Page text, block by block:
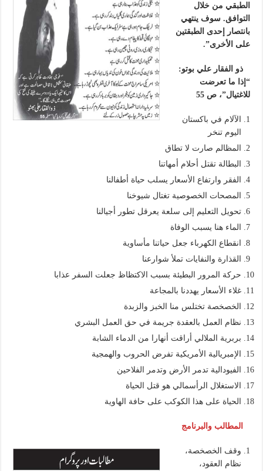
الطبقي من خلال
التوافق. سوف ينتهي
بانتصار إحدى الطبقتين
على الأخرى”.
ذو الفقار علي بوتو:
“إذا ما تعرضت
للاغتيال”، ص 55
الآلام في باكستان
اليوم تنخر
المظالم صارت لا تطاق
البطالة تقتل أحلام أمهاتنا
الفقر وارتفاع الأسعار يسلب حياة أطفالنا
المصحات الخصوصية تغتال شيوخنا
تحويل التعليم إلى سلعة يعرقل تطور أجيالنا
الماء هنا يسبب الوفاة
انقطاع الكهرباء جعل حياتنا مأساوية
القذارة والنفايات تملأ شوارعنا
حركة المرور البطيئة بسبب الاكتظاظ جعلت السفر عذابا
غلاء الأسعار يهددنا بالمجاعة
الخصخصة تختلس منا الخبز والزبدة
نظام العمل بالعقدة جريمة في حق العمل البشري
بربرية الملالي أراقت أنهارا من الدماء الشابة
الإمبريالية الأمريكية تفرض الحروب والهمجية
الفيودالية تدمر الأرض وتدمر الفلاحين
الاستغلال الرأسمالي هو قتل الحياة
الحياة على هذا الكوكب على حافة الهاوية
المطالب والبرنامج
وقف الخصخصة،
نظام العقود،